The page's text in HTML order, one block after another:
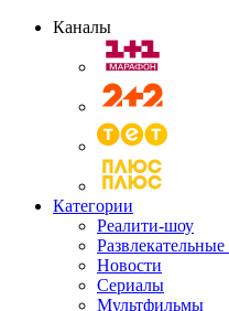
Каналы
Категории
Реалити-шоу
Новости
Сериалы
Мультфильмы